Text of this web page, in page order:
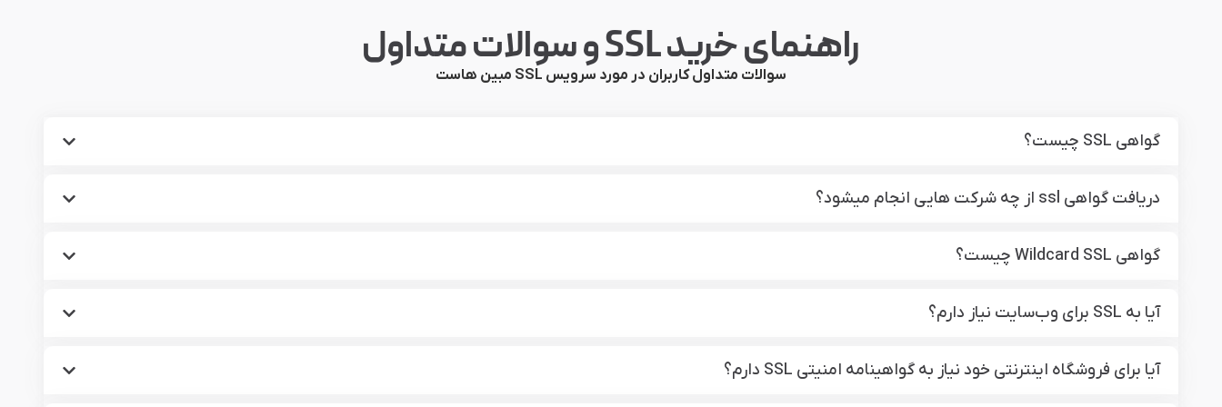
راهنمای خرید SSL و سوالات متداول
سوالات متداول کاربران در مورد سرویس SSL مبین هاست
گواهی SSL چیست؟
دریافت گواهی ssl از چه شرکت هایی انجام میشود؟
گواهی Wildcard SSL چیست؟
آیا به SSL برای وب‌سایت نیاز دارم؟
آیا برای فروشگاه اینترنتی خود نیاز به گواهینامه امنیتی SSL دارم؟